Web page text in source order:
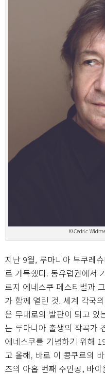
©Cedric
지난 9월, 루마니아 부쿠레
로 가득했다. 동유럽권에서
르지 에네스쿠 페스티벌과
가 함께 열린 것. 세계 각국
은 무대로의 발판이 되고 있
는 루마니아 출생의 작곡가
에네스쿠를 기념하기 위해
고 올해, 바로 이 콩쿠르의
즈의 아홉 번째 주인공, 바